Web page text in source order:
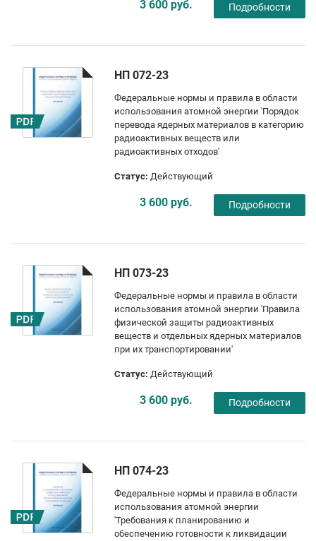
3 600 руб. Подробности
НП 072-23
Федеральные нормы и правила в области
использования атомной энергии 'Порядок
перевода ядерных материалов в категорию
радиоактивных веществ или
радиоактивных отходов'
Статус: Действующий
3 600 руб. Подробности
НП 073-23
Федеральные нормы и правила в области
использования атомной энергии 'Правила
физической защиты радиоактивных
веществ и отдельных ядерных материалов
при их транспортировании'
Статус: Действующий
3 600 руб. Подробности
НП 074-23
Федеральные нормы и правила в области
использования атомной энергии
'Требования к планированию и
обеспечению готовности к ликвидации